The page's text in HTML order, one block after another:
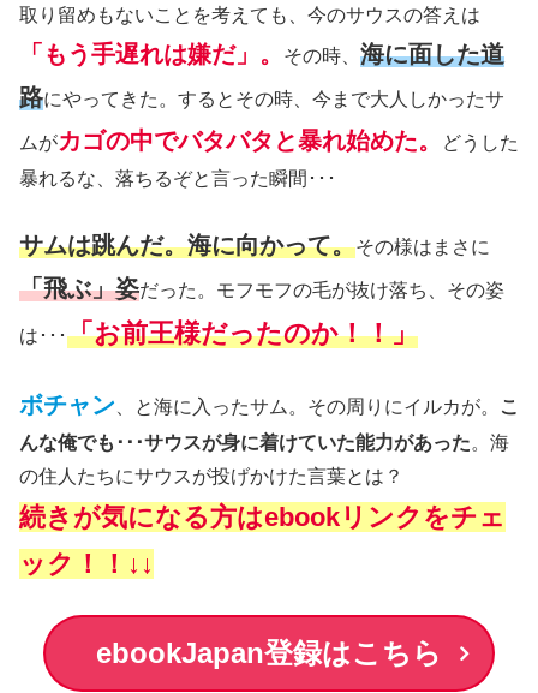
取り留めもないことを考えても、今のサウスの答えは
「もう手遅れは嫌だ」。 その時、 海に面した道
路にやってきた。するとその時、今まで大人しかったサ
ムがカゴの中でバタバタと暴れ始めた。
どうした
暴れるな、落ちるぞと言った瞬間･･･
サムは跳んだ。海に向かって。その様はまさに
「飛ぶ」姿だった。モフモフの毛が抜け落ち、その姿
は･･･「お前王様だったのか！！」
ボチャン 、と海に入ったサム。その周りにイルカが。
こ
んな俺でも･･･サウスが身に着けていた能力があった。海
の住人たちにサウスが投げかけた言葉とは？
続きが気になる方はebookリンクをチェ
ック！！↓↓
ebookJapan登録はこちら